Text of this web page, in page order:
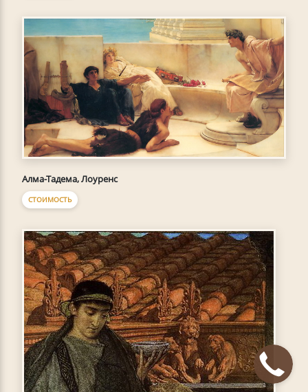
Алма-Тадема, Лоуренс
СТОИМОСТЬ